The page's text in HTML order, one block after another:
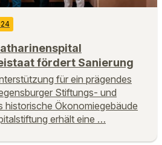
fördert Sanierung
für ein prägendes
Stiftungs- und
historische Ökonomiegebäude
erhält eine …